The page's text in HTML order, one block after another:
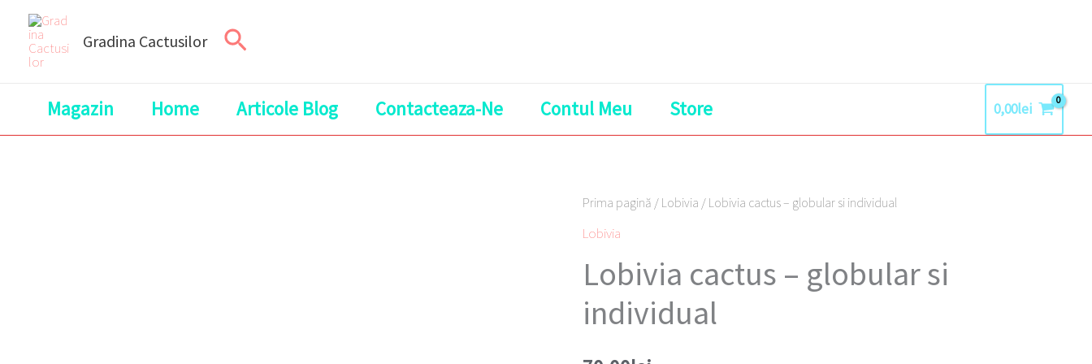
content
Gradina Cactusilor Search
Magazin Home Articole Blog Contacteaza-Ne Contul Meu Store 0,00lei
Prima pagină / Lobivia / Lobivia cactus – globular si individual
Lobivia
Lobivia cactus – globular si
individual
Cantitate
Lobivia
globular
si